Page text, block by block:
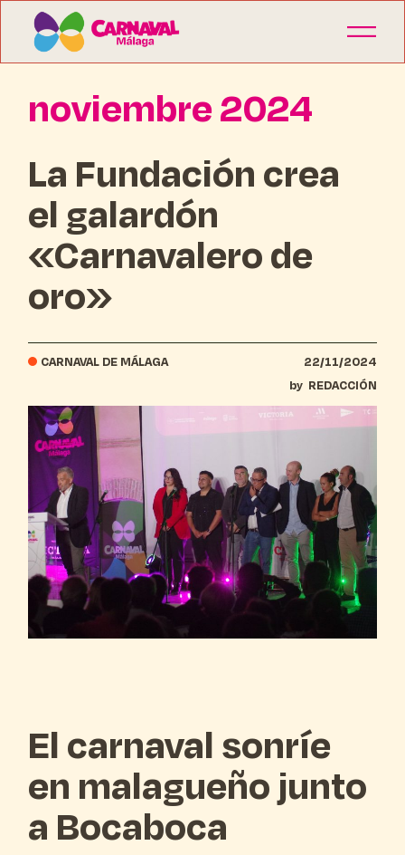
noviembre 2024
La Fundación crea
el galardón
«Carnavalero de
oro»
CARNAVAL DE MÁLAGA
22/11/2024
by REDACCIÓN
El carnaval sonríe
en malagueño junto
a Bocaboca